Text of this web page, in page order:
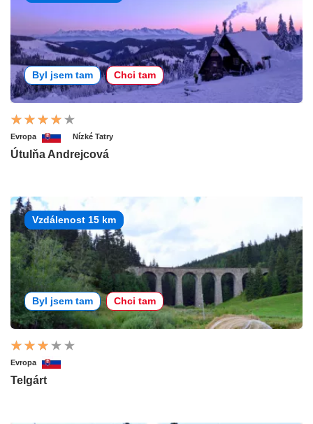
Byl jsem tam Chci tam
Evropa Nízké Tatry
Útulňa Andrejcová
Vzdálenost 15 km
Byl jsem tam Chci tam
Evropa
Telgárt